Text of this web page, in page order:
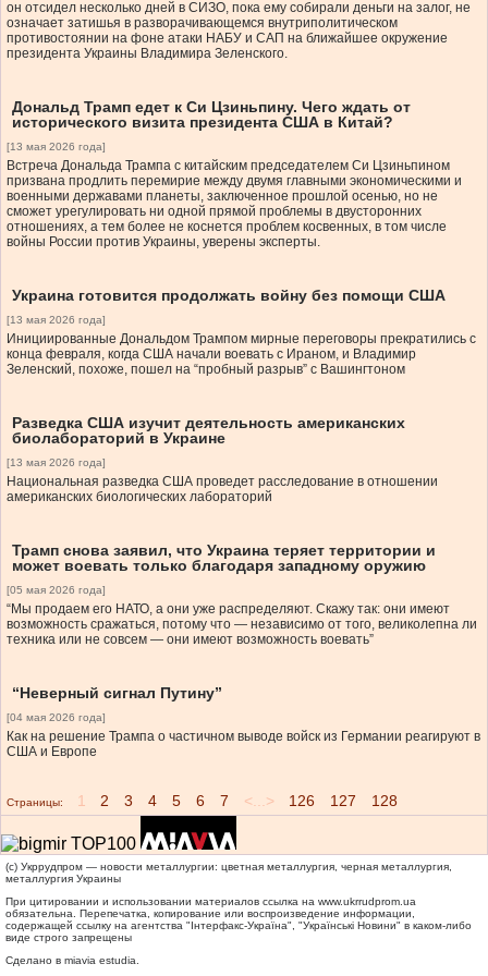
он отсидел несколько дней в СИЗО, пока ему собирали деньги на залог, не
означает затишья в разворачивающемся внутриполитическом
противостоянии на фоне атаки НАБУ и САП на ближайшее окружение
президента Украины Владимира Зеленского.
Дональд Трамп едет к Си Цзиньпину. Чего ждать от
исторического визита президента США в Китай?
[13 мая 2026 года]
Встреча Дональда Трампа с китайским председателем Си Цзиньпином
призвана продлить перемирие между двумя главными экономическими и
военными державами планеты, заключенное прошлой осенью, но не
сможет урегулировать ни одной прямой проблемы в двусторонних
отношениях, а тем более не коснется проблем косвенных, в том числе
войны России против Украины, уверены эксперты.
Украина готовится продолжать войну без помощи США
[13 мая 2026 года]
Инициированные Дональдом Трампом мирные переговоры прекратились с
конца февраля, когда США начали воевать с Ираном, и Владимир
Зеленский, похоже, пошел на “пробный разрыв” с Вашингтоном
Разведка США изучит деятельность американских
биолабораторий в Украине
[13 мая 2026 года]
Национальная разведка США проведет расследование в отношении
американских биологических лабораторий
Трамп снова заявил, что Украина теряет территории и
может воевать только благодаря западному оружию
[05 мая 2026 года]
“Мы продаем его НАТО, а они уже распределяют. Скажу так: они имеют
возможность сражаться, потому что — независимо от того, великолепна ли
техника или не совсем — они имеют возможность воевать”
“Неверный сигнал Путину”
[04 мая 2026 года]
Как на решение Трампа о частичном выводе войск из Германии реагируют в
США и Европе
Страницы: 1 2 3 4 5 6 7 <...> 126 127 128
(c) Укррудпром — новости металлургии: цветная металлургия, черная металлургия,
металлургия Украины
При цитировании и использовании материалов ссылка на www.ukrrudprom.ua
обязательна. Перепечатка, копирование или воспроизведение информации,
содержащей ссылку на агентства "Iнтерфакс-Україна", "Українськi Новини" в каком-либо
виде строго запрещены
Сделано в miavia estudia.